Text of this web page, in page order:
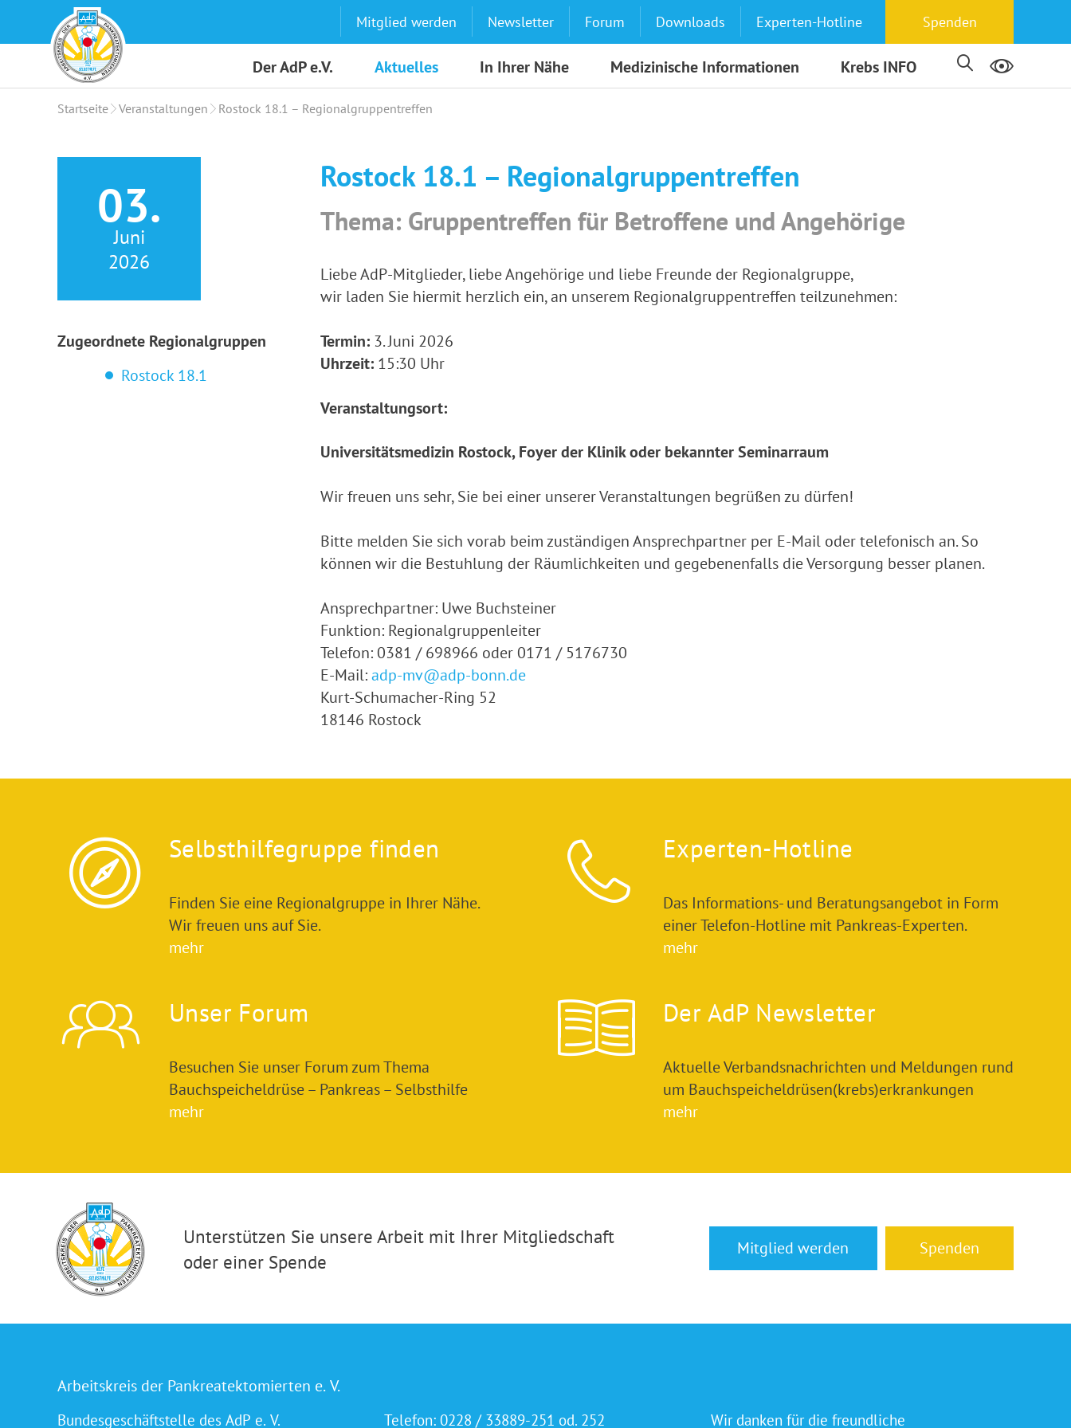
Mitglied werden Newsletter Forum Downloads Experten-Hotline Spenden
Der AdP e.V. Aktuelles In Ihrer Nähe Medizinische Informationen Krebs INFO
Startseite Veranstaltungen Rostock 18.1 – Regionalgruppentreffen
03.
Juni
2026
Zugeordnete Regionalgruppen
Rostock 18.1
Rostock 18.1 – Regionalgruppentreffen
Thema: Gruppentreffen für Betroffene und Angehörige
Liebe AdP-Mitglieder, liebe Angehörige und liebe Freunde der Regionalgruppe,
wir laden Sie hiermit herzlich ein, an unserem Regionalgruppentreffen teilzunehmen:
Termin: 3. Juni 2026
Uhrzeit: 15:30 Uhr
Veranstaltungsort:
Universitätsmedizin Rostock, Foyer der Klinik oder bekannter Seminarraum
Wir freuen uns sehr, Sie bei einer unserer Veranstaltungen begrüßen zu dürfen!
Bitte melden Sie sich vorab beim zuständigen Ansprechpartner per E-Mail oder telefonisch an. So
können wir die Bestuhlung der Räumlichkeiten und gegebenenfalls die Versorgung besser planen.
Ansprechpartner: Uwe Buchsteiner
Funktion: Regionalgruppenleiter
Telefon: 0381 / 698966 oder 0171 / 5176730
E-Mail:adp-mv@adp-bonn.de
Kurt-Schumacher-Ring 52
18146 Rostock
Selbsthilfegruppe finden
Finden Sie eine Regionalgruppe in Ihrer Nähe.
Wir freuen uns auf Sie.
mehr
Experten-Hotline
Das Informations- und Beratungsangebot in Form
einer Telefon-Hotline mit Pankreas-Experten.
mehr
Unser Forum
Besuchen Sie unser Forum zum Thema
Bauchspeicheldrüse – Pankreas – Selbsthilfe
mehr
Der AdP Newsletter
Aktuelle Verbandsnachrichten und Meldungen rund
um Bauchspeicheldrüsen(krebs)erkrankungen
mehr
Unterstützen Sie unsere Arbeit mit Ihrer Mitgliedschaft
oder einer Spende
Mitglied werden Spenden
Arbeitskreis der Pankreatektomierten e. V.
Bundesgeschäftstelle des AdP e. V. Telefon: 0228 / 33889-251 od. 252 Wir danken für die freundliche